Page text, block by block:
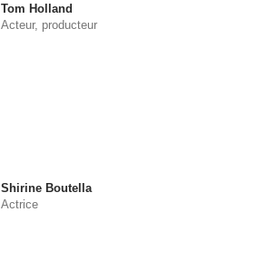
Tom Holland
Acteur, producteur
Shirine Boutella
Actrice